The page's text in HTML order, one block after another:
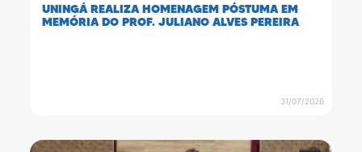
UNINGÁ REALIZA HOMENAGEM PÓSTUMA EM
MEMÓRIA DO PROF. JULIANO ALVES PEREIRA
31/07/2026